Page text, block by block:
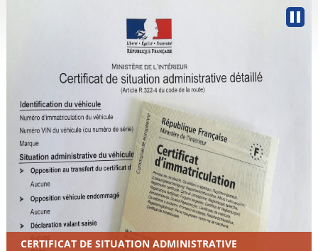
DE SITUATION ADMINISTRATIVE